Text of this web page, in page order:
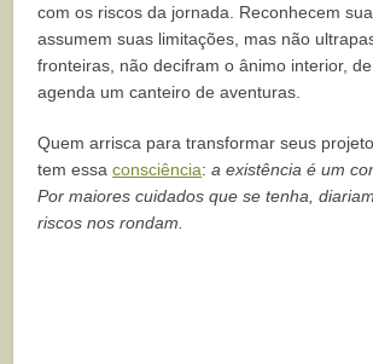
com os riscos da jornada. Reconhecem
assumem suas limitações, mas não
fronteiras, não decifram o ânimo interior,
agenda um canteiro de aventuras.
Quem arrisca para transformar seus
tem essaconsciência:a existência é um
Por maiores cuidados que se tenha,
riscos nos rondam.